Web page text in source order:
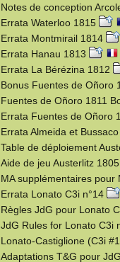
Notes de conception
Errata Waterloo 1815
Errata Montmirail 1814
Errata Hanau 1813
Errata La Bérézina 1812
Bonus Fuentes de Oñoro
Fuentes de Oñoro 1811
Errata Fuentes de Oñoro
Errata Almeida et
Table de déploiement
Aide de jeu Austerlitz
MA supplémentaires
Errata Lonato C3i n°14
Règles JdG pour Lonato
JdG Rules for Lonato C3i
Lonato-Castiglione (C3i
Adaptations T&G pour